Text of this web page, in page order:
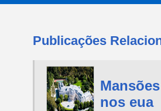
Publicações
nos eua